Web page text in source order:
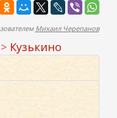
Михаил Черепанов
Кузькино